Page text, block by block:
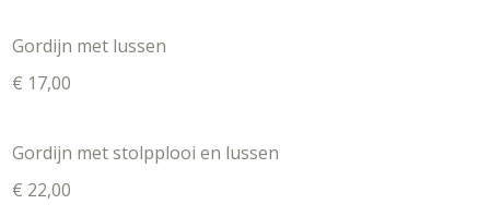
Gordijn met lussen
€ 17,00
Gordijn met stolpplooi en lussen
€ 22,00